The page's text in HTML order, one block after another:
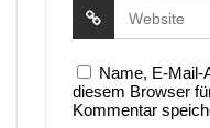
Name, E-Mail-
diesem Browser
Kommentar